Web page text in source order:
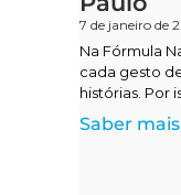
7 de janeiro de
Na Fórmula
cada gesto
histórias. Por
o Instituto
Encontrei
Saber mais